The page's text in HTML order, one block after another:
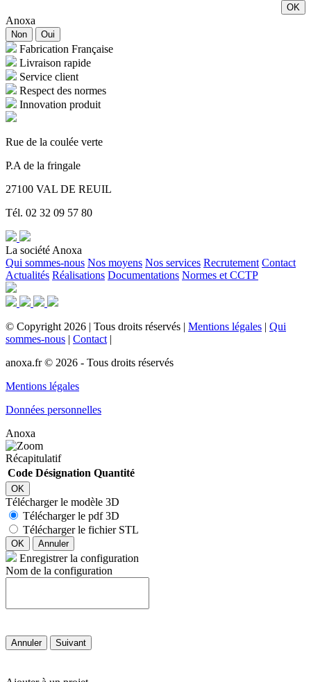
OK
Anoxa
Non Oui
Fabrication Française
Livraison rapide
Service client
Respect des normes
Innovation produit
Rue de la coulée verte
P.A de la fringale
27100 VAL DE REUIL
Tél. 02 32 09 57 80
La société Anoxa
Qui sommes-nous Nos moyens Nos services Recrutement Contact
Actualités Réalisations Documentations Normes et CCTP
© Copyright 2026 | Tous droits réservés | Mentions légales | Qui
sommes-nous | Contact |
anoxa.fr © 2026 - Tous droits réservés
Mentions légales
Données personnelles
Anoxa
Récapitulatif
Code Désignation Quantité
OK
Télécharger le modèle 3D
Télécharger le pdf 3D
Télécharger le fichier STL
OK Annuler
Enregistrer la configuration
Nom de la configuration
Annuler Suivant